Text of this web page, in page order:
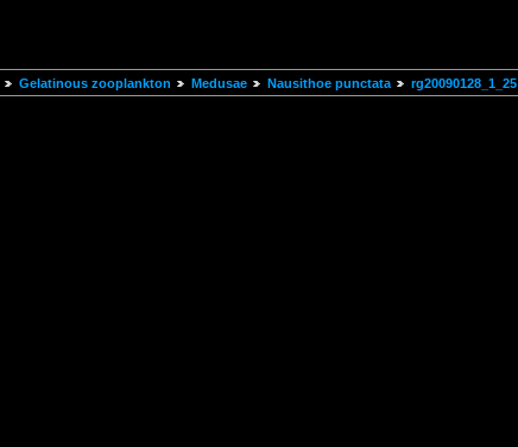
Gelatinous zooplankton Medusae Nausithoe punctata rg20090128_1_25